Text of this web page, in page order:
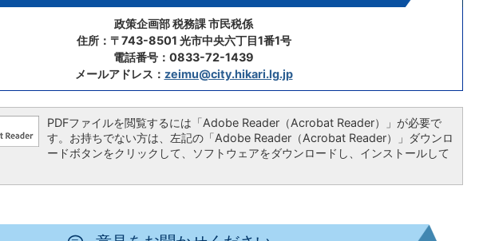
政策企画部 税務課 市民税係
住所：〒743-8501 光市中央六丁目1番1号
電話番号：0833-72-1439
メールアドレス： zeimu@city.hikari.lg.jp
PDFファイルを閲覧するには「Adobe Reader（Acrobat Reader）」が必要で
す。お持ちでない方は、左記の「Adobe Reader（Acrobat Reader）」ダウンロ
ードボタンをクリックして、ソフトウェアをダウンロードし、インストールして